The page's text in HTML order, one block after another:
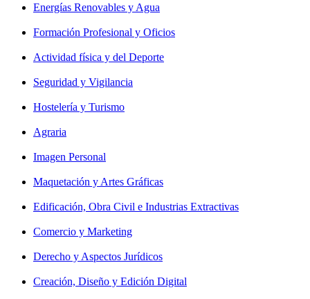
Energías Renovables y Agua
Formación Profesional y Oficios
Actividad física y del Deporte
Seguridad y Vigilancia
Hostelería y Turismo
Agraria
Imagen Personal
Maquetación y Artes Gráficas
Edificación, Obra Civil e Industrias Extractivas
Comercio y Marketing
Derecho y Aspectos Jurídicos
Creación, Diseño y Edición Digital